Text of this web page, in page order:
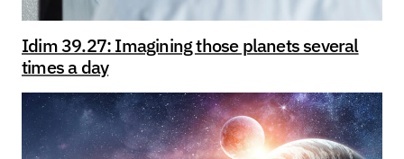
Idim 39.27: Imagining those planets several
times a day